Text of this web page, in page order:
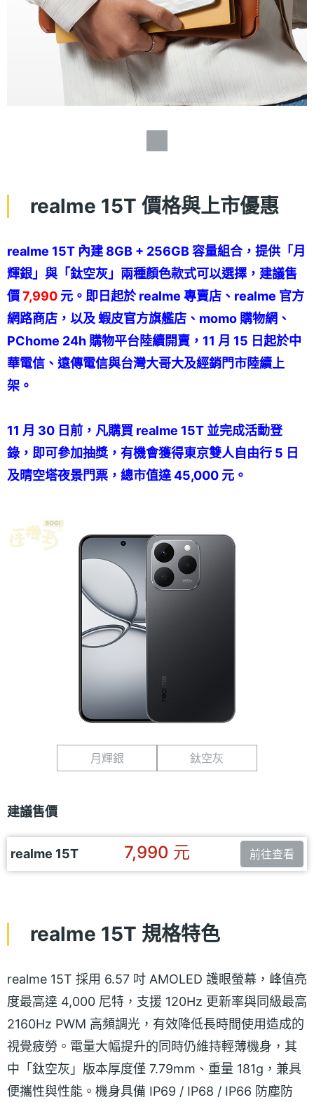
realme 15T 價格與上市優惠
realme 15T 內建 8GB + 256GB 容量組合，提供「月
輝銀」與「鈦空灰」兩種顏色款式可以選擇，建議售
價7,990 元。即日起於 realme 專賣店、realme 官方
網路商店，以及 蝦皮官方旗艦店、momo 購物網、
PChome 24h 購物平台陸續開賣，11 月 15 日起於中
華電信、遠傳電信與台灣大哥大及經銷門市陸續上
架。
11 月 30 日前，凡購買 realme 15T 並完成活動登
錄，即可參加抽獎，有機會獲得東京雙人自由行 5 日
及晴空塔夜景門票，總市值達 45,000 元。
月輝銀 鈦空灰
建議售價
realme 15T 7,990 元 前往查看
realme 15T 規格特色
realme 15T 採用 6.57 吋 AMOLED 護眼螢幕，峰值亮
度最高達 4,000 尼特，支援 120Hz 更新率與同級最高
2160Hz PWM 高頻調光，有效降低長時間使用造成的
視覺疲勞。電量大幅提升的同時仍維持輕薄機身，其
中「鈦空灰」版本厚度僅 7.79mm、重量 181g，兼具
便攜性與性能。機身具備 IP69 / IP68 / IP66 防塵防